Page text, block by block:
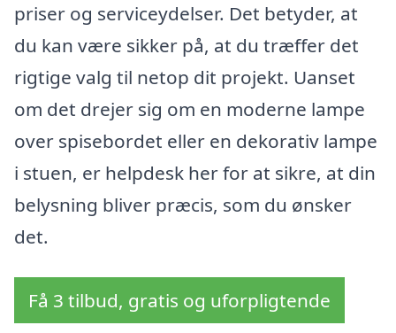
priser og serviceydelser. Det betyder, at
du kan være sikker på, at du træffer det
rigtige valg til netop dit projekt. Uanset
om det drejer sig om en moderne lampe
over spisebordet eller en dekorativ lampe
i stuen, er helpdesk her for at sikre, at din
belysning bliver præcis, som du ønsker
det.
Få 3 tilbud, gratis og uforpligtende